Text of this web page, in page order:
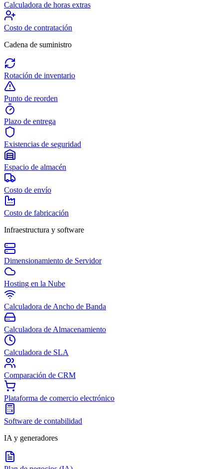
Calculadora de horas extras
Costo de contratación
Cadena de suministro
Rotación de inventario
Punto de reorden
Plazo de entrega
Existencias de seguridad
Espacio de almacén
Costo de envío
Costo de fabricación
Infraestructura y software
Dimensionamiento de Servidor
Hosting en la Nube
Calculadora de Ancho de Banda
Calculadora de Almacenamiento
Calculadora de SLA
Comparación de CRM
Plataforma de comercio electrónico
Software de contabilidad
IA y generadores